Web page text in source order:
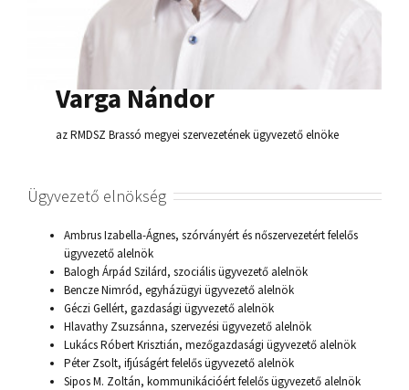
Varga Nándor
az RMDSZ Brassó megyei szervezetének ügyvezető elnöke
Ügyvezető elnökség
Ambrus Izabella-Ágnes, szórványért és nőszervezetért felelős
ügyvezető alelnök
Balogh Árpád Szilárd, szociális ügyvezető alelnök
Bencze Nimród, egyházügyi ügyvezető alelnök
Géczi Gellért, gazdasági ügyvezető alelnök
Hlavathy Zsuzsánna, szervezési ügyvezető alelnök
Lukács Róbert Krisztián, mezőgazdasági ügyvezető alelnök
Péter Zsolt, ifjúságért felelős ügyvezető alelnök
Sipos M. Zoltán, kommunikációért felelős ügyvezető alelnök